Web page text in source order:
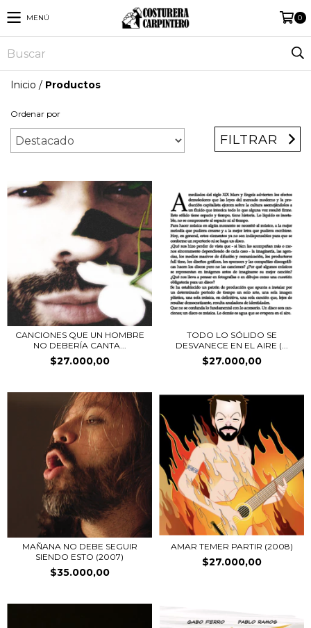
MENÚ 0
Inicio / Productos
Ordenar por
FILTRAR
CANCIONES QUE UN HOMBRE
NO DEBERÍA CANTA...
$27.000,00
TODO LO SÓLIDO SE
DESVANECE EN EL AIRE (...
$27.000,00
MAÑANA NO DEBE SEGUIR
SIENDO ESTO (2007)
$35.000,00
AMAR TEMER PARTIR (2008)
$27.000,00